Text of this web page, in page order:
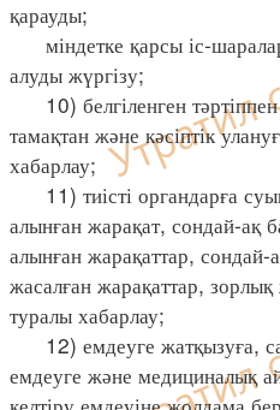
қарауды;
міндетке қарсы іс-
алуды жүргізу;
10) белгіленген
тамақтан және кәсіптік
хабарлау;
11) тиісті органдарға
алынған жарақат, сондай-ақ
алынған жарақаттар, сондай-
жасалған жарақаттар, зорлық
туралы хабарлау;
12) емдеуге жатқызуға,
емдеуге және медициналық